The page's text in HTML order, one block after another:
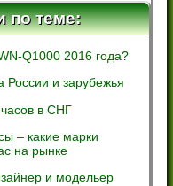
по теме:
Q1000 2016 года?
России и зарубежья
в СНГ
– какие марки
на рынке
и модельер